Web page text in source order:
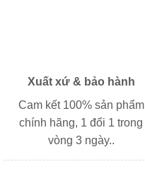
Xuất xứ & bảo hành
Cam kết 100% sản phẩm
chính hãng, 1 đổi 1 trong
vòng 3 ngày..